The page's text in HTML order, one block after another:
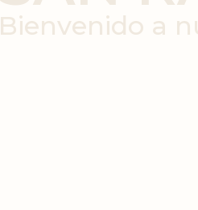
Bienvenido a